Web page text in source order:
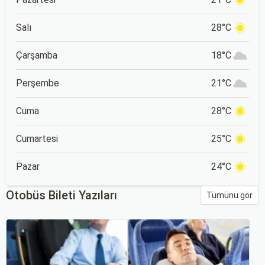
Salı 28°C
Çarşamba 18°C
Perşembe 21°C
Cuma 28°C
Cumartesi 25°C
Pazar 24°C
Otobüs Bileti Yazıları Tümünü gör